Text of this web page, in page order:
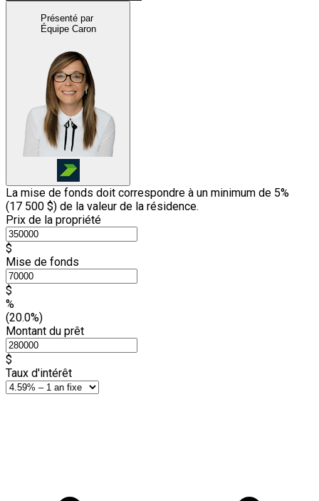
Présenté par
Équipe Caron
La mise de fonds doit correspondre à un minimum de 5%
(17 500 $) de la valeur de la résidence.
Prix de la propriété
$
Mise de fonds
$
%
(20.0%)
Montant du prêt
$
Taux d'intérêt